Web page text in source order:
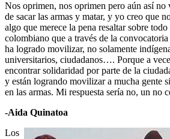
Nos oprimen, nos oprimen pero aún así no
de sacar las armas y matar, y yo creo que
algo que merece la pena resaltar sobre
colombiano que a través de la
ha logrado movilizar, no solamente
universitarios, ciudadanos…. Porque a
encontrar solidaridad por parte de la
y están logrando movilizar a mucha gente
en las armas. Mi respuesta sería no, un no
-Aida Quinatoa
Los